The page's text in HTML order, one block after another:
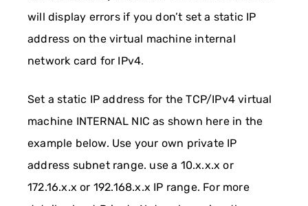
will display errors if you don’t set a static IP
address on the virtual machine internal
network card for IPv4.
Set a static IP address for the TCP/IPv4 virtual
machine INTERNAL NIC as shown here in the
example below. Use your own private IP
address subnet range. use a 10.x.x.x or
172.16.x.x or 192.168.x.x IP range. For more